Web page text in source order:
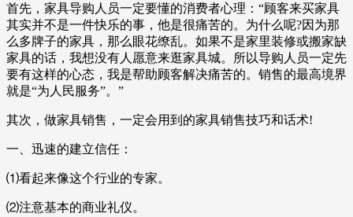
首先，家具导购人员一定要懂的消费者心理：“顾客来买家具
其实并不是一件快乐的事，他是很痛苦的。为什么呢?因为那
么多牌子的家具，那么眼花缭乱。如果不是家里装修或搬家缺
家具的话，我想没有人愿意来逛家具城。所以导购人员一定先
要有这样的心态，我是帮助顾客解决痛苦的。销售的最高境界
就是“为人民服务”。”
其次，做家具销售，一定会用到的家具销售技巧和话术!
一、迅速的建立信任：
⑴看起来像这个行业的专家。
⑵注意基本的商业礼仪。